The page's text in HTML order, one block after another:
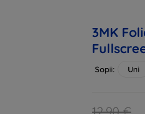
3MK
Sopii: Uni